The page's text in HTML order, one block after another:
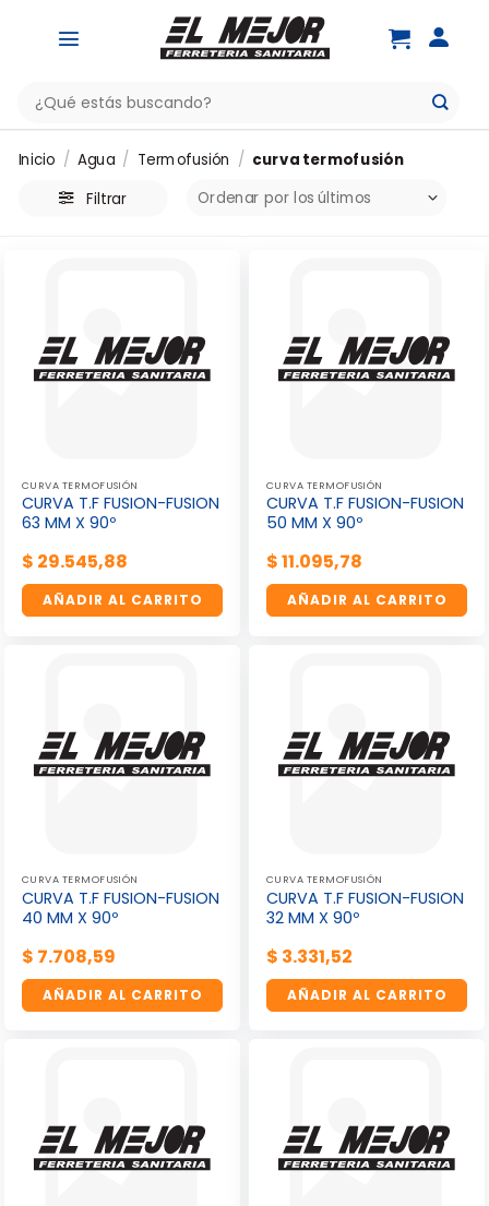
Buscar
por:
Inicio / Agua / Termofusión / curva termofusión
Filtrar
CURVA TERMOFUSIÓN
CURVA T.F FUSION-FUSION
63 MM X 90º
$ 29.545,88
AÑADIR AL CARRITO
CURVA TERMOFUSIÓN
CURVA T.F FUSION-FUSION
50 MM X 90º
$11.095,78
AÑADIR AL CARRITO
CURVA TERMOFUSIÓN
CURVA T.F FUSION-FUSION
40 MM X 90º
$ 7.708,59
AÑADIR AL CARRITO
CURVA TERMOFUSIÓN
CURVA T.F FUSION-FUSION
32 MM X 90º
$ 3.331,52
AÑADIR AL CARRITO